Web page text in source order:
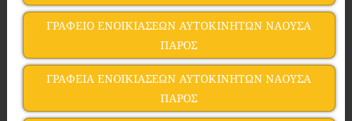
ΓΡΑΦΕΙΟ ΕΝΟΙΚΙΑΣΕΩΝ ΑΥΤΟΚΙΝΗΤΩΝ ΝΑΟΥΣΑ
ΠΑΡΟΣ
ΓΡΑΦΕΙΑ ΕΝΟΙΚΙΑΣΕΩΝ ΑΥΤΟΚΙΝΗΤΩΝ ΝΑΟΥΣΑ
ΠΑΡΟΣ